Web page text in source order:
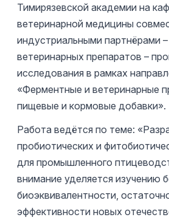
Тимирязевской академии на
ветеринарной медицины
индустриальными партнёрами
ветеринарных препаратов –
исследования в рамках
«Ферментные и ветеринарные
пищевые и кормовые добавки».
Работа ведётся по теме:
пробиотических и
для промышленного
внимание уделяется изучению
биоэквивалентности,
эффективности новых